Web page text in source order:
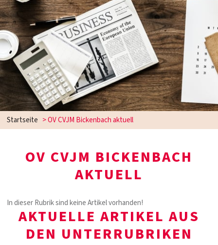
Startseite >OV CVJM Bickenbach aktuell
OV CVJM BICKENBACH
AKTUELL
In dieser Rubrik sind keine Artikel vorhanden!
AKTUELLE ARTIKEL AUS
DEN UNTERRUBRIKEN